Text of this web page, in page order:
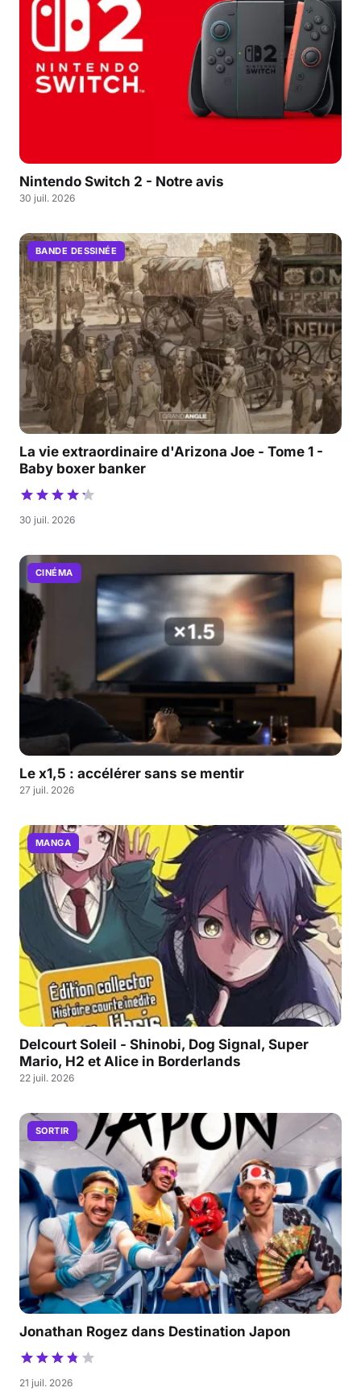
Nintendo Switch 2 - Notre avis
30 juil. 2026
BANDE DESSINÉE
La vie extraordinaire d'Arizona Joe - Tome 1 -
Baby boxer banker
30 juil. 2026
CINÉMA
Le x1,5 : accélérer sans se mentir
27 juil. 2026
MANGA
Delcourt Soleil - Shinobi, Dog Signal, Super
Mario, H2 et Alice in Borderlands
22 juil. 2026
SORTIR
Jonathan Rogez dans Destination Japon
21 juil. 2026